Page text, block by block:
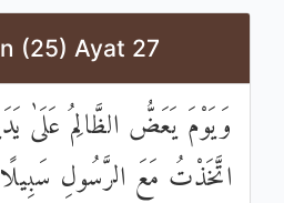
(25) Ayat 27
وَيَوْمَ يَعَضُّ الظَّالِمُ عَلَىٰ
اتَّخَذْتُ مَعَ الرَّسُولِ سَبِيلًا